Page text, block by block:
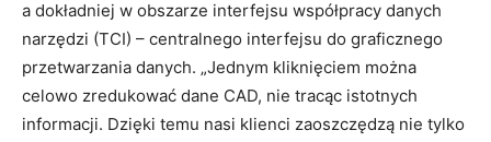
a dokładniej w obszarze interfejsu współpracy danych
narzędzi (TCI) – centralnego interfejsu do graficznego
przetwarzania danych. „Jednym kliknięciem można
celowo zredukować dane CAD, nie tracąc istotnych
informacji. Dzięki temu nasi klienci zaoszczędzą nie tylko